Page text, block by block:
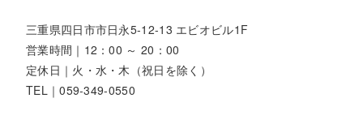
三重県四日市市日永5-12-13 エビオビル1F
営業時間｜12：00 ～ 20：00
定休日｜火・水・木（祝日を除く）
TEL｜059-349-0550